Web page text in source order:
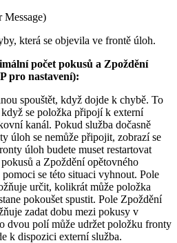
Message)
která se objevila ve frontě úloh.
počet pokusů a Zpoždění
pro nastavení):
spouštět, když dojde k chybě. To
se položka připojí k externí
kanál. Pokud služba dočasně
úloh se nemůže připojit, zobrazí se
úloh budete muset restartovat
a Zpoždění opětovného
se této situaci vyhnout. Pole
určit, kolikrát může položka
pokoušet spustit. Pole Zpoždění
zadat dobu mezi pokusy v
dvou polí může udržet položku fronty
k dispozici externí služba.